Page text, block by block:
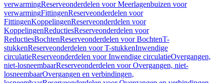
verwarmingReserveonderdelen voor Meerlagenbuizen voor
verwarmingFittingenReserveonderdelen voor
FittingenKoppelingenReserveonderdelen voor
KoppelingenReductiesReserveonderdelen voor
ReductiesBochtenReserveonderdelen voor BochtenT-
stukkenReserveonderdelen voor T-stukkenInwendige
circulatieReserveonderdelen voor Inwendige circulatieOvergangen,
niet-losneembaarReserveonderdelen voor Overgangen, niet-
losneembaarOvergangen en verbindingen,